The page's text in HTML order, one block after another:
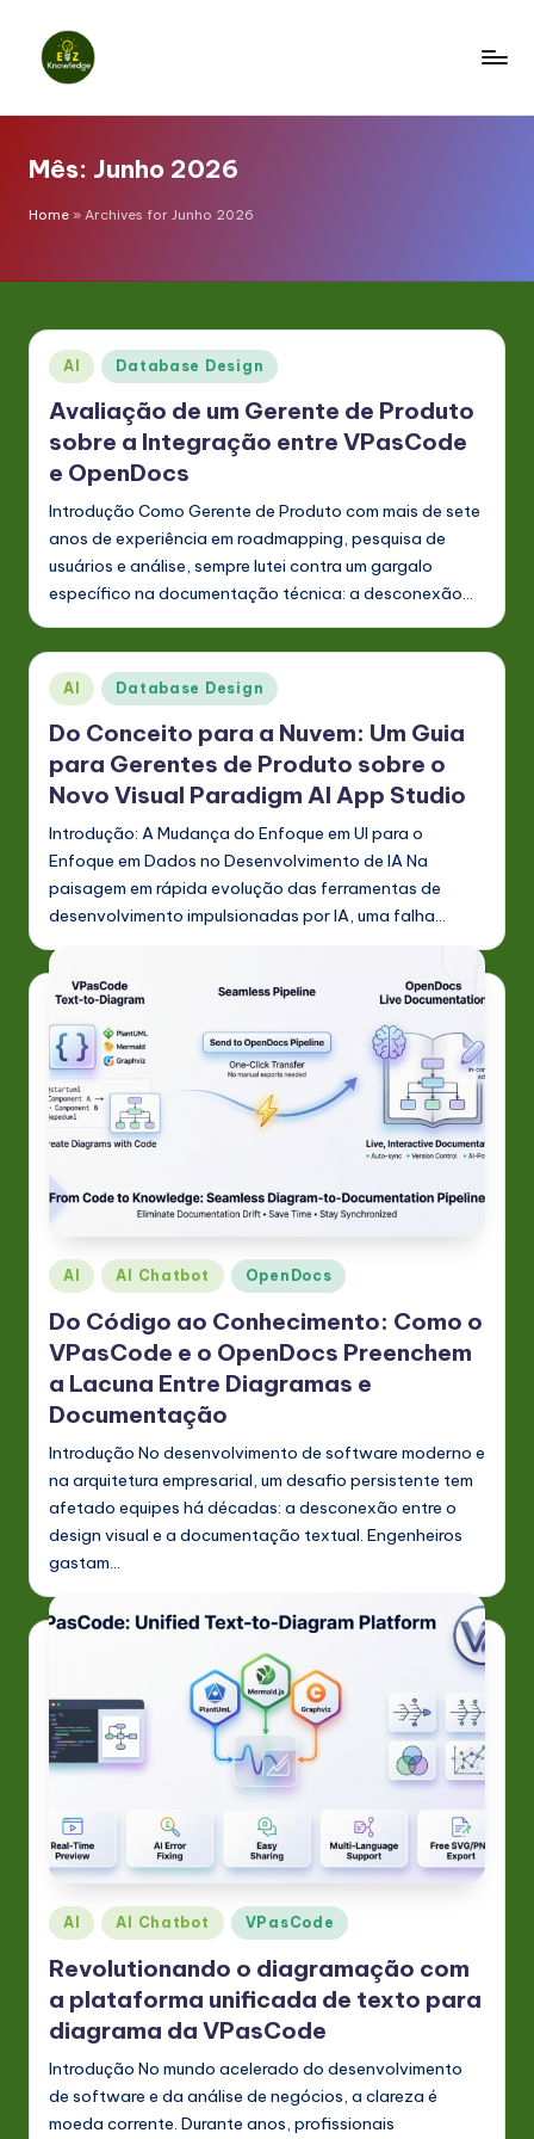
K
n
l
e
d
g
e
P
o
rt
u
g
u
e
s
e
-
L
a
e
s
t
in
A
&
S
o
ft
w
a
r
e
In
n
v
a
o
n
Mês: Junho 2026
Home » Archives for Junho 2026
Posted
in
AI Database Design
Avaliação de um Gerente de Produto
sobre a Integração entre VPasCode
e OpenDocs
Introdução Como Gerente de Produto com mais de sete
anos de experiência em roadmapping, pesquisa de
usuários e análise, sempre lutei contra um gargalo
específico na documentação técnica: a desconexão…
Posted
in
AI Database Design
Do Conceito para a Nuvem: Um Guia
para Gerentes de Produto sobre o
Novo Visual Paradigm AI App Studio
Introdução: A Mudança do Enfoque em UI para o
Enfoque em Dados no Desenvolvimento de IA Na
paisagem em rápida evolução das ferramentas de
desenvolvimento impulsionadas por IA, uma falha…
Posted
in
AI AI Chatbot OpenDocs
Do Código ao Conhecimento: Como o
VPasCode e o OpenDocs Preenchem
a Lacuna Entre Diagramas e
Documentação
Introdução No desenvolvimento de software moderno e
na arquitetura empresarial, um desafio persistente tem
afetado equipes há décadas: a desconexão entre o
design visual e a documentação textual. Engenheiros
gastam…
Posted
in
AI AI Chatbot VPasCode
Revolutionando o diagramação com
a plataforma unificada de texto para
diagrama da VPasCode
Introdução No mundo acelerado do desenvolvimento
de software e da análise de negócios, a clareza é
moeda corrente. Durante anos, profissionais